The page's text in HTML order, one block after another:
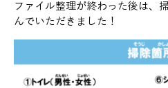
ファイル整理が終わった後は、
んでいただきました！